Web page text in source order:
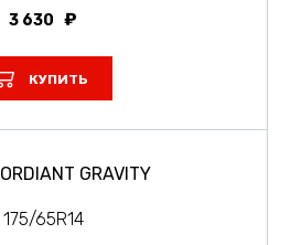
3 630
КУПИТЬ
GRAVITY
175/65R14